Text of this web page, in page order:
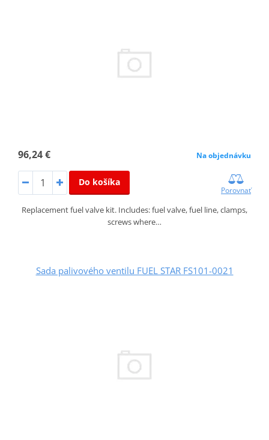
96,24 € Na objednávku
Do košíka
Porovnať
Replacement fuel valve kit. Includes: fuel valve, fuel line, clamps,
screws where…
Sada palivového ventilu FUEL STAR FS101-0021